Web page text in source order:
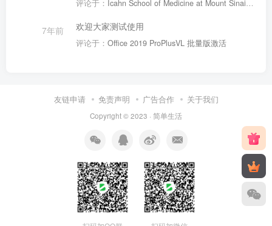
评论于： Icahn School of Medicine at Mount Sinai校友邮箱
7年前 欢迎大家测试使用
评论于： Office 2019 ProPlusVL 批量版激活
友链申请 免责声明 广告合作 关于我们
Copyright © 2023 · 简单生活